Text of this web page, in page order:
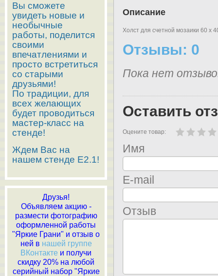
Описание
Холст для счетной мозаики 60 х
Отзывы: 0
Пока нет
Оставить
Оцените товар:
Имя
E-mail
Отзыв
Вы сможете
увидеть новые и
необычные
работы, поделится
своими
впечатлениями и
просто встретиться
со старыми
друзьями!
По традиции, для
всех желающих
будет проводиться
мастер-класс на
стенде!
Ждем Вас на
нашем стенде E2.1!
Друзья!
Объявляем акцию -
размести фотографию
оформленной работы
"Яркие Грани" и отзыв о
ней в нашей группе
ВКонтакте и получи
скидку 20% на любой
серийный набор "Яркие